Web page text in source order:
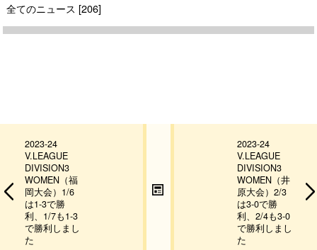
全てのニュース [206]
2023-24
V.LEAGUE
DIVISION3
WOMEN（福
岡大会）1/6
は1-3で勝
利、1/7も1-3
で勝利しまし
た
2023-24
V.LEAGUE
DIVISION3
WOMEN（井
原大会）2/3
は3-0で勝
利、2/4も3-0
で勝利しまし
た